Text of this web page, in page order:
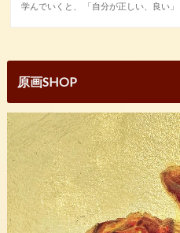
学んでいくと、 「自分が正しい、良い
原画SHOP